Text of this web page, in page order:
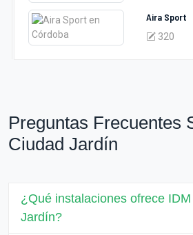
Aira Sport
320
Preguntas Frecuentes
Ciudad Jardín
¿Qué instalaciones ofrece IDM
Jardín?